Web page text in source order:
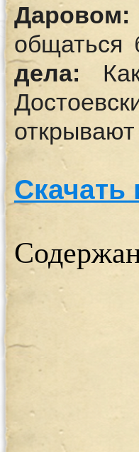
Даровом:
общаться
дела:
Скачать